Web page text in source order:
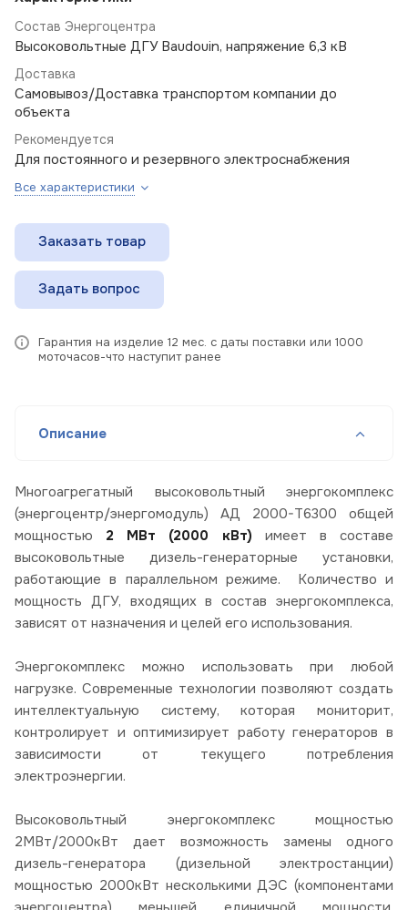
Состав Энергоцентра
Высоковольтные ДГУ Baudouin, напряжение 6,3 кВ
Доставка
Самовывоз/Доставка транспортом компании до
объекта
Рекомендуется
Для постоянного и резервного электроснабжения
Все характеристики
Заказать товар
Задать вопрос
Гарантия на изделие 12 мес. с даты поставки или 1000
моточасов-что наступит ранее
Описание
Многоагрегатный высоковольтный энергокомплекс
(энергоцентр/энергомодуль) АД 2000-Т6300 общей
мощностью 2 МВт (2000 кВт) имеет в составе
высоковольтные дизель-генераторные установки,
работающие в параллельном режиме. Количество и
мощность ДГУ, входящих в состав энергокомплекса,
зависят от назначения и целей его использования.
Энергокомплекс можно использовать при любой
нагрузке. Современные технологии позволяют создать
интеллектуальную систему, которая мониторит,
контролирует и оптимизирует работу генераторов в
зависимости от текущего потребления
электроэнергии.
Высоковольтный энергокомплекс мощностью
2МВт/2000кВт дает возможность замены одного
дизель-генератора (дизельной электростанции)
мощностью 2000кВт несколькими ДЭС (компонентами